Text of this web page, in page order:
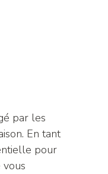
par les
En tant
pour